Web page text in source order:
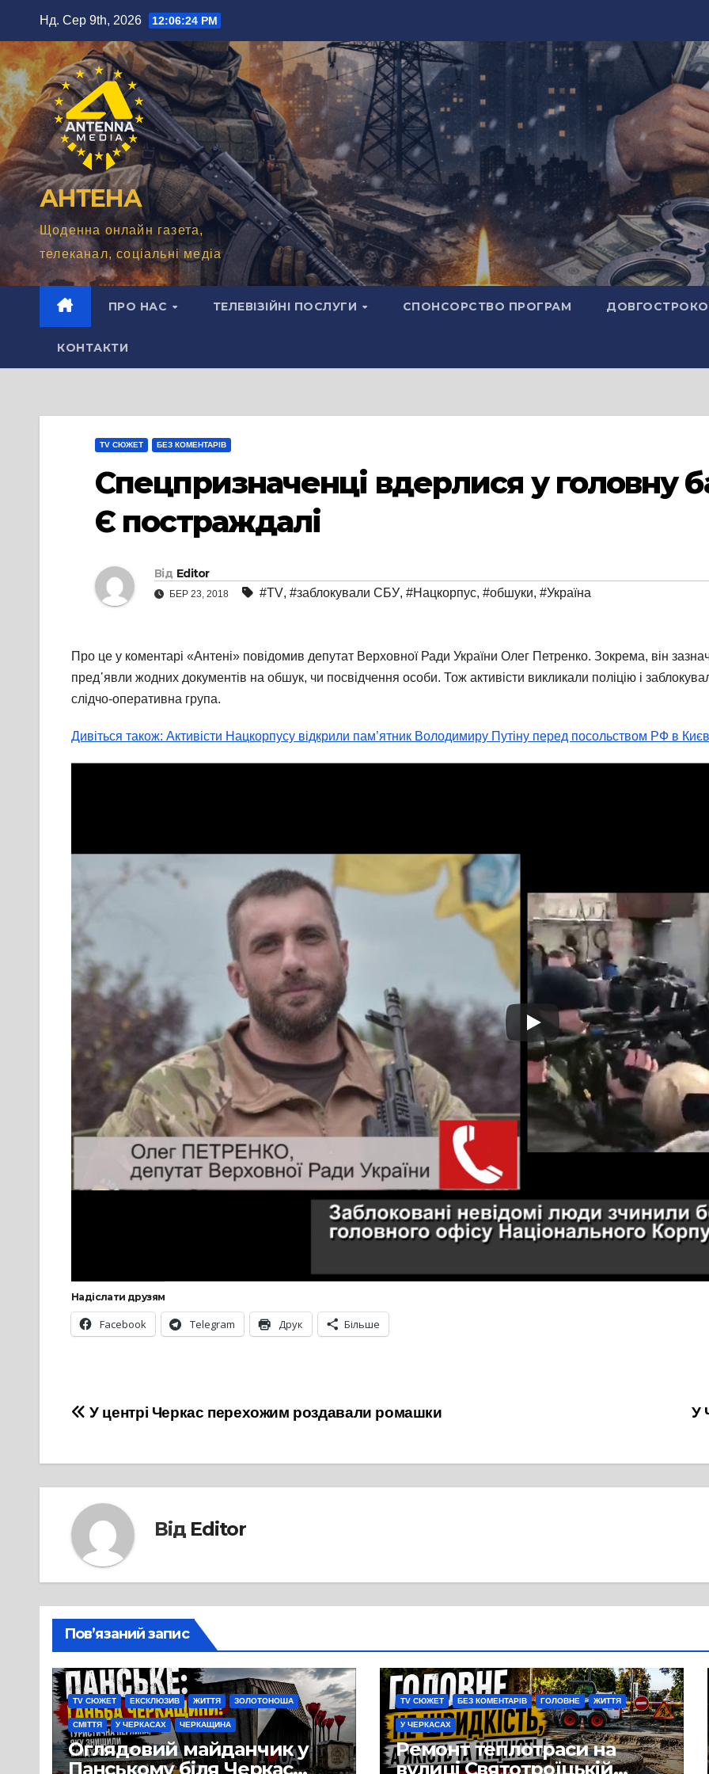
вмісту
Нд. Сер 9th, 2026 12:06:25 PM
АНТЕНА
Щоденна онлайн газета,
телеканал, соціальні медіа
ПРО НАС ТЕЛЕВІЗІЙНІ ПОСЛУГИ СПОНСОРСТВО ПРОГРАМ
КОНТАКТИ
TV СЮЖЕТ БЕЗ КОМЕНТАРІВ
Спецпризначенці вдерлися у головну
Є постраждалі
Від Editor
БЕР 23, 2018 #TV, #заблокували СБУ, #Нацкорпус, #обшуки, #Україна
Про це у коментарі «Антені» повідомив депутат Верховної Ради України Олег Петренко. Зокрема, він
пред᾽явли жодних документів на обшук, чи посвідчення особи. Тож активісти викликали поліцію і
слідчо-оперативна група.
Дивіться також: Активісти Нацкорпусу відкрили пам’ятник Володимиру Путіну перед посольством РФ в
Надіслати друзям
Facebook Telegram Друк Більше
Навігація
У
У центрі Черкас перехожим роздавали ромашки
Від Editor
Пов’язаний запис
TV СЮЖЕТ ЕКСКЛЮЗИВ ЖИТТЯ ЗОЛОТОНОША
СМІТТЯ У ЧЕРКАСАХ ЧЕРКАЩИНА
Оглядовий майданчик у
Панському біля Черкас
TV СЮЖЕТ БЕЗ КОМЕНТАРІВ ГОЛОВНЕ ЖИТТЯ
У ЧЕРКАСАХ
Ремонт теплотраси на
вулиці Святотроїцькій